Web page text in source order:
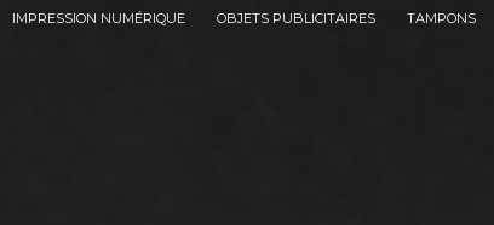
IMPRESSION NUMÉRIQUE OBJETS PUBLICITAIRES TAMPONS